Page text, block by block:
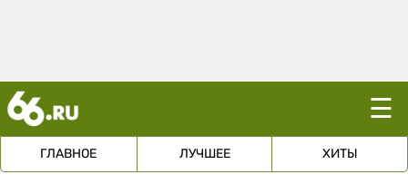
☰
ГЛАВНОЕ ЛУЧШЕЕ ХИТЫ